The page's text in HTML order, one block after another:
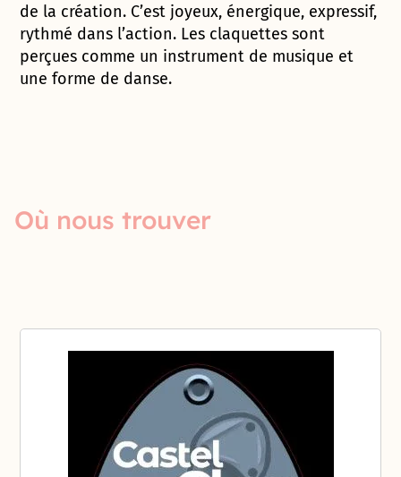
de la création. C’est joyeux, énergique, expressif,
rythmé dans l’action. Les claquettes sont
perçues comme un instrument de musique et
une forme de danse.
Où nous trouver